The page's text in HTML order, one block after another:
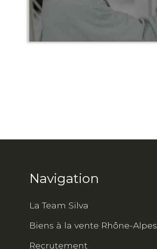
Navigation
La Team Silva
Biens à la vente Rhône-Alpes
Recrutement